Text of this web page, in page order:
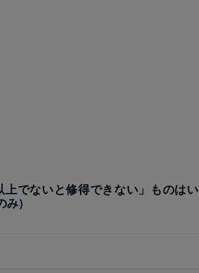
でないと修得できない」ものは
み)